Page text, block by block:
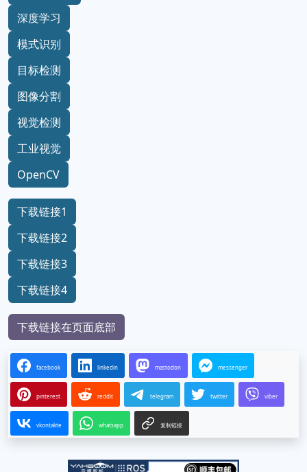
深度学习
模式识别
目标检测
图像分割
视觉检测
工业视觉
OpenCV
下载链接1
下载链接2
下载链接3
下载链接4
下载链接在页面底部
facebook linkedin mastodon messenger
pinterest reddit telegram twitter viber
vkontakte whatsapp 复制链接